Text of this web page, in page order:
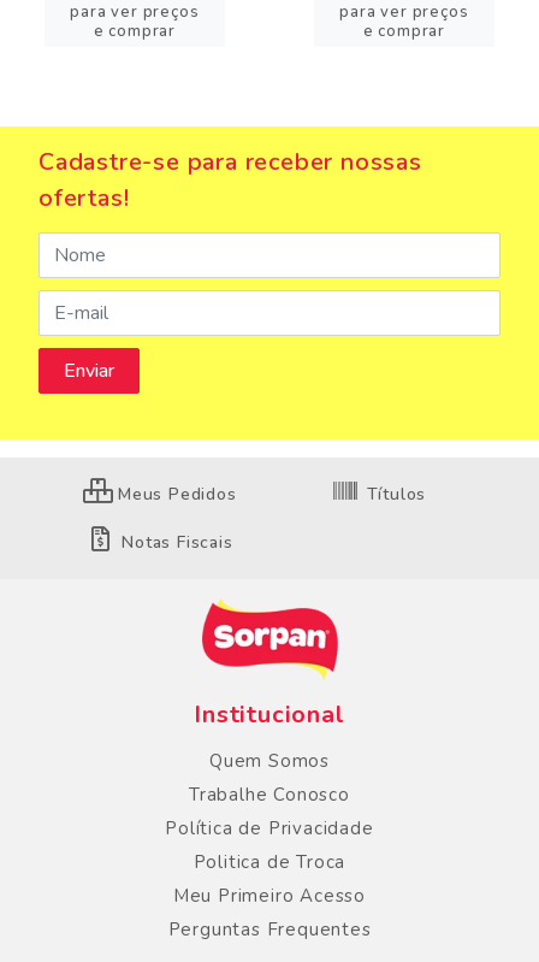
para ver preços
e comprar
para ver preços
e comprar
Cadastre-se para receber nossas
ofertas!
Meus Pedidos Títulos
Notas Fiscais
Institucional
Quem Somos
Trabalhe Conosco
Política de Privacidade
Politica de Troca
Meu Primeiro Acesso
Perguntas Frequentes